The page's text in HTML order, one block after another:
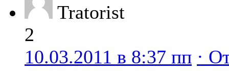
Tratorist
2
10.03.2011 в 8:37 пп ·